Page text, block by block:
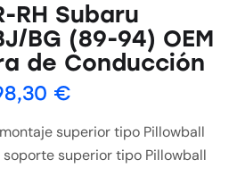
RH Subaru
BG (89-94) OEM
de Conducción
€
superior tipo Pillowball
superior tipo Pillowball